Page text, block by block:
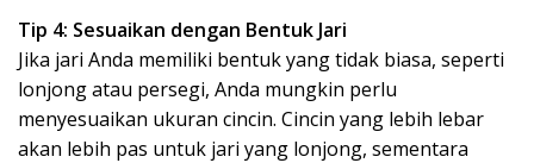
Tip 4: Sesuaikan dengan Bentuk Jari
Jika jari Anda memiliki bentuk yang tidak biasa, seperti
lonjong atau persegi, Anda mungkin perlu
menyesuaikan ukuran cincin. Cincin yang lebih lebar
akan lebih pas untuk jari yang lonjong, sementara